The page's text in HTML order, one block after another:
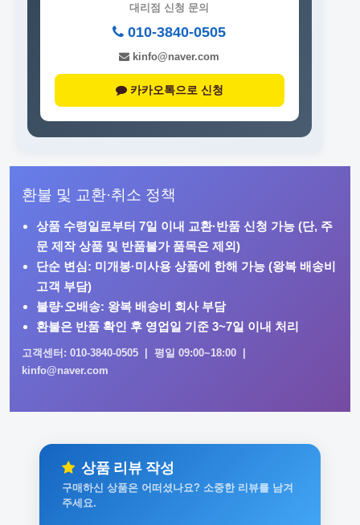
대리점 신청 문의
010-3840-0505
kinfo@naver.com
카카오톡으로 신청
환불 및 교환·취소 정책
상품 수령일로부터 7일 이내 교환·반품 신청 가능 (단, 주
문 제작 상품 및 반품불가 품목은 제외)
단순 변심: 미개봉·미사용 상품에 한해 가능 (왕복 배송비
고객 부담)
불량·오배송: 왕복 배송비 회사 부담
환불은 반품 확인 후 영업일 기준 3~7일 이내 처리
고객센터: 010-3840-0505 | 평일 09:00~18:00 |
kinfo@naver.com
상품 리뷰 작성
구매하신 상품은 어떠셨나요? 소중한 리뷰를 남겨
주세요.